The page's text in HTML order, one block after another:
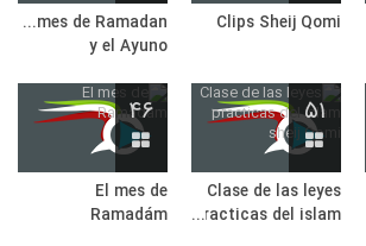
Clips Sheij Qomi
El mes de Ramadan
y el Ayuno
۵۱
Clase de las leyes
practicas del islam
۴۶
El mes de
Ramadám